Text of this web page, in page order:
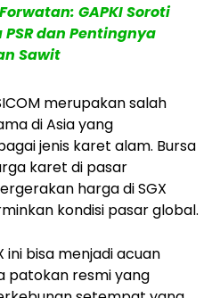
GAPKI Soroti
dan Pentingnya
Sawit
merupakan salah
di Asia yang
jenis karet alam. Bursa
karet di pasar
harga di SGX
kondisi pasar global.
ini bisa menjadi acuan
patokan resmi yang